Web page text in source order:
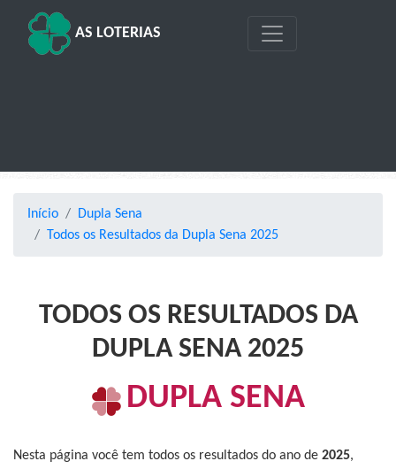
AS LOTERIAS
Início
Dupla Sena
Todos os Resultados da Dupla Sena 2025
TODOS OS RESULTADOS DA
DUPLA SENA 2025
DUPLA SENA
Nesta página você tem todos os resultados do ano de 2025,